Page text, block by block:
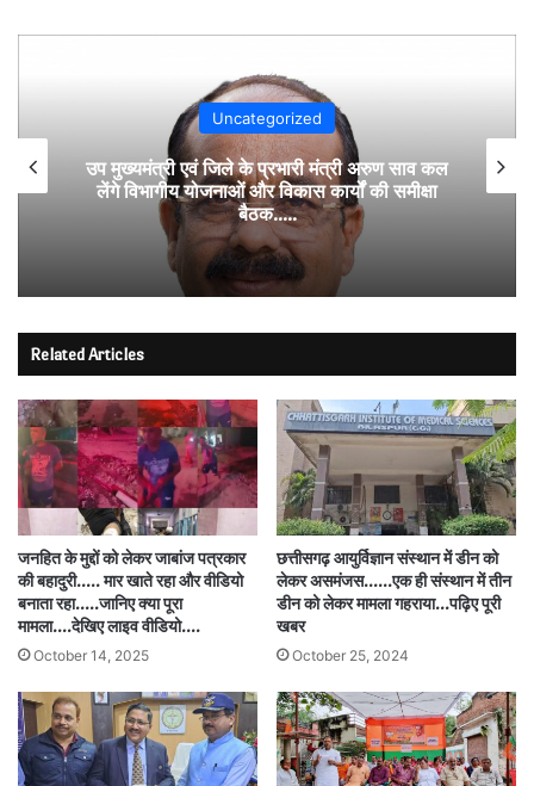
Uncategorized
उप मुख्यमंत्री एवं जिले के प्रभारी मंत्री अरुण साव कल
लेंगे विभागीय योजनाओं और विकास कार्यों की समीक्षा
बैठक…..
Related Articles
जनहित के मुद्दों को लेकर जाबांज पत्रकार
की बहादुरी….. मार खाते रहा और वीडियो
बनाता रहा…..जानिए क्या पूरा
मामला….देखिए लाइव वीडियो….
October 14, 2025
छत्तीसगढ़ आयुर्विज्ञान संस्थान में डीन को
लेकर असमंजस.…..एक ही संस्थान में तीन
डीन को लेकर मामला गहराया…पढ़िए पूरी
खबर
October 25, 2024